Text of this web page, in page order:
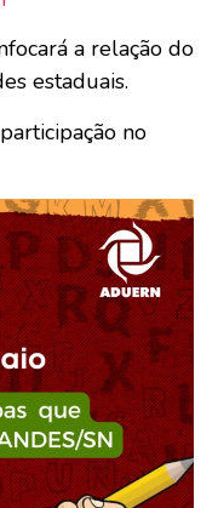
a relação do
estaduais.
no